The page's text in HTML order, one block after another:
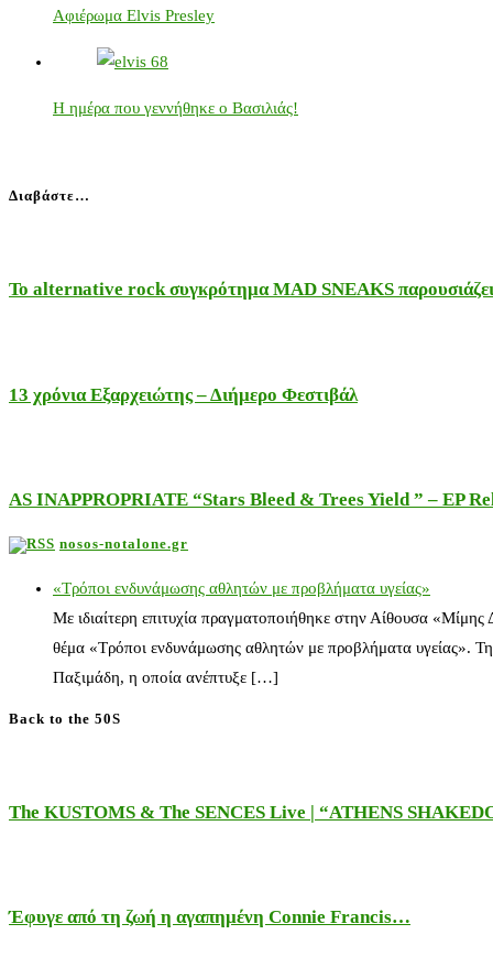
Αφιέρωμα Elvis Presley
Η ημέρα που γεννήθηκε ο Βασιλιάς!
Διαβάστε…
Το alternative rock συγκρότημα MAD SNEAKS
13 χρόνια Εξαρχειώτης – Διήμερο Φεστιβάλ
AS INAPPROPRIATE “Stars Bleed & Trees Yield ” – EP
nosos-notalone.gr
«Τρόποι ενδυνάμωσης αθλητών με προβλήματα υγείας»
Με ιδιαίτερη επιτυχία πραγματοποιήθηκε στην Αίθουσα
θέμα «Τρόποι ενδυνάμωσης αθλητών με προβλήματα υγείας».
Παξιμάδη, η οποία ανέπτυξε […]
Back to the 50S
The KUSTOMS & The SENCES Live | “ATHENS
Έφυγε από τη ζωή η αγαπημένη Connie Francis…